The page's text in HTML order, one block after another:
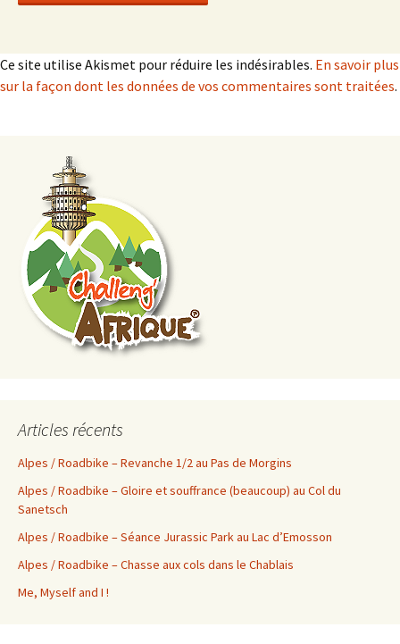
Ce site utilise Akismet pour réduire les indésirables. En savoir plus
sur la façon dont les données de vos commentaires sont traitées.
Articles récents
Alpes / Roadbike – Revanche 1/2 au Pas de Morgins
Alpes / Roadbike – Gloire et souffrance (beaucoup) au Col du
Sanetsch
Alpes / Roadbike – Séance Jurassic Park au Lac d’Emosson
Alpes / Roadbike – Chasse aux cols dans le Chablais
Me, Myself and I !